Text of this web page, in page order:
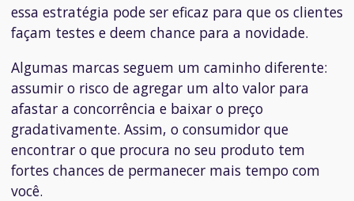
essa estratégia pode ser eficaz para que os clientes
façam testes e deem chance para a novidade.
Algumas marcas seguem um caminho diferente:
assumir o risco de agregar um alto valor para
afastar a concorrência e baixar o preço
gradativamente. Assim, o consumidor que
encontrar o que procura no seu produto tem
fortes chances de permanecer mais tempo com
você.